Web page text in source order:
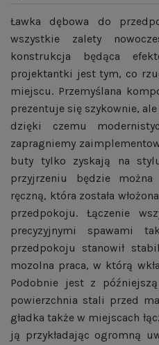
Ławka dębowa do
wszystkie zalety
konstrukcja będąca
projektantki jest tym, co
miejscu. Przemyślana
prezentuje się szykownie,
dzięki czemu
zapragniemy
buty tylko zyskają na
przyjrzeniu będzie
ręczną, która została
przedpokoju. Łączenie
precyzyjnymi spawami
przedpokoju stanowił
mozolna praca, w którą
Podobnie jest z
powierzchnia stali przed
gładka także w miejscach
ją przykładając ogromną